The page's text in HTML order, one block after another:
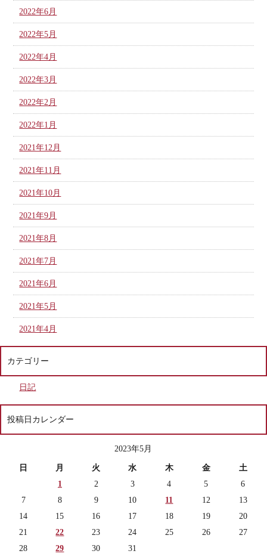
2022年6月
2022年5月
2022年4月
2022年3月
2022年2月
2022年1月
2021年12月
2021年11月
2021年10月
2021年9月
2021年8月
2021年7月
2021年6月
2021年5月
2021年4月
カテゴリー
日記
投稿日カレンダー
2023年5月
日 月 火 水 木 金
土
1
2 3 4 5
6
7
8 9 10 11 12
13
14
15 16 17 18 19
20
21
22 23 24 25 26
27
28
29 30 31